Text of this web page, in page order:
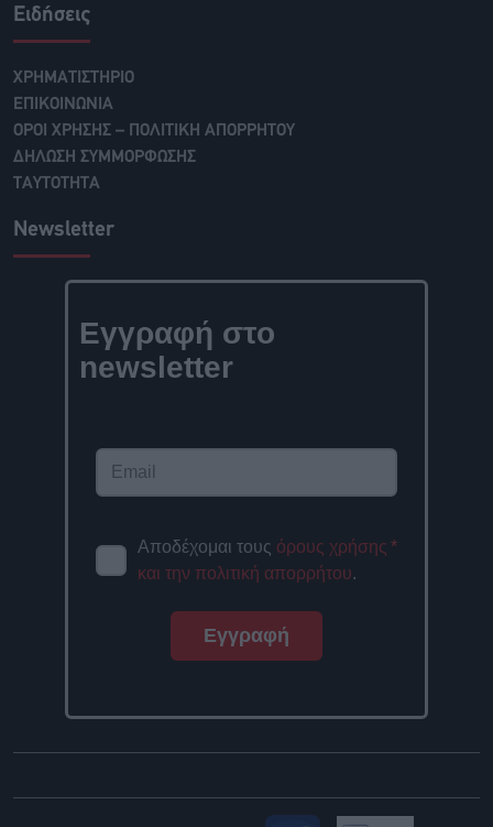
Ειδήσεις
ΧΡΗΜΑΤΙΣΤΗΡΙΟ
ΕΠΙΚΟΙΝΩΝΙΑ
ΟΡΟΙ ΧΡΗΣΗΣ – ΠΟΛΙΤΙΚΗ ΑΠΟΡΡΗΤΟΥ
ΔΗΛΩΣΗ ΣΥΜΜΟΡΦΩΣΗΣ
ΤΑΥΤΟΤΗΤΑ
Newsletter
Εγγραφή στο
newsletter
Αποδέχομαι τους όρους χρήσης
και την πολιτική απορρήτου.
*
Εγγραφή